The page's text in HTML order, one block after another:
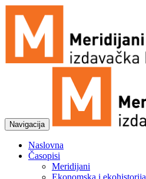
Navigacija
Naslovna
Časopisi
Meridijani
Ekonomska i ekohistorija